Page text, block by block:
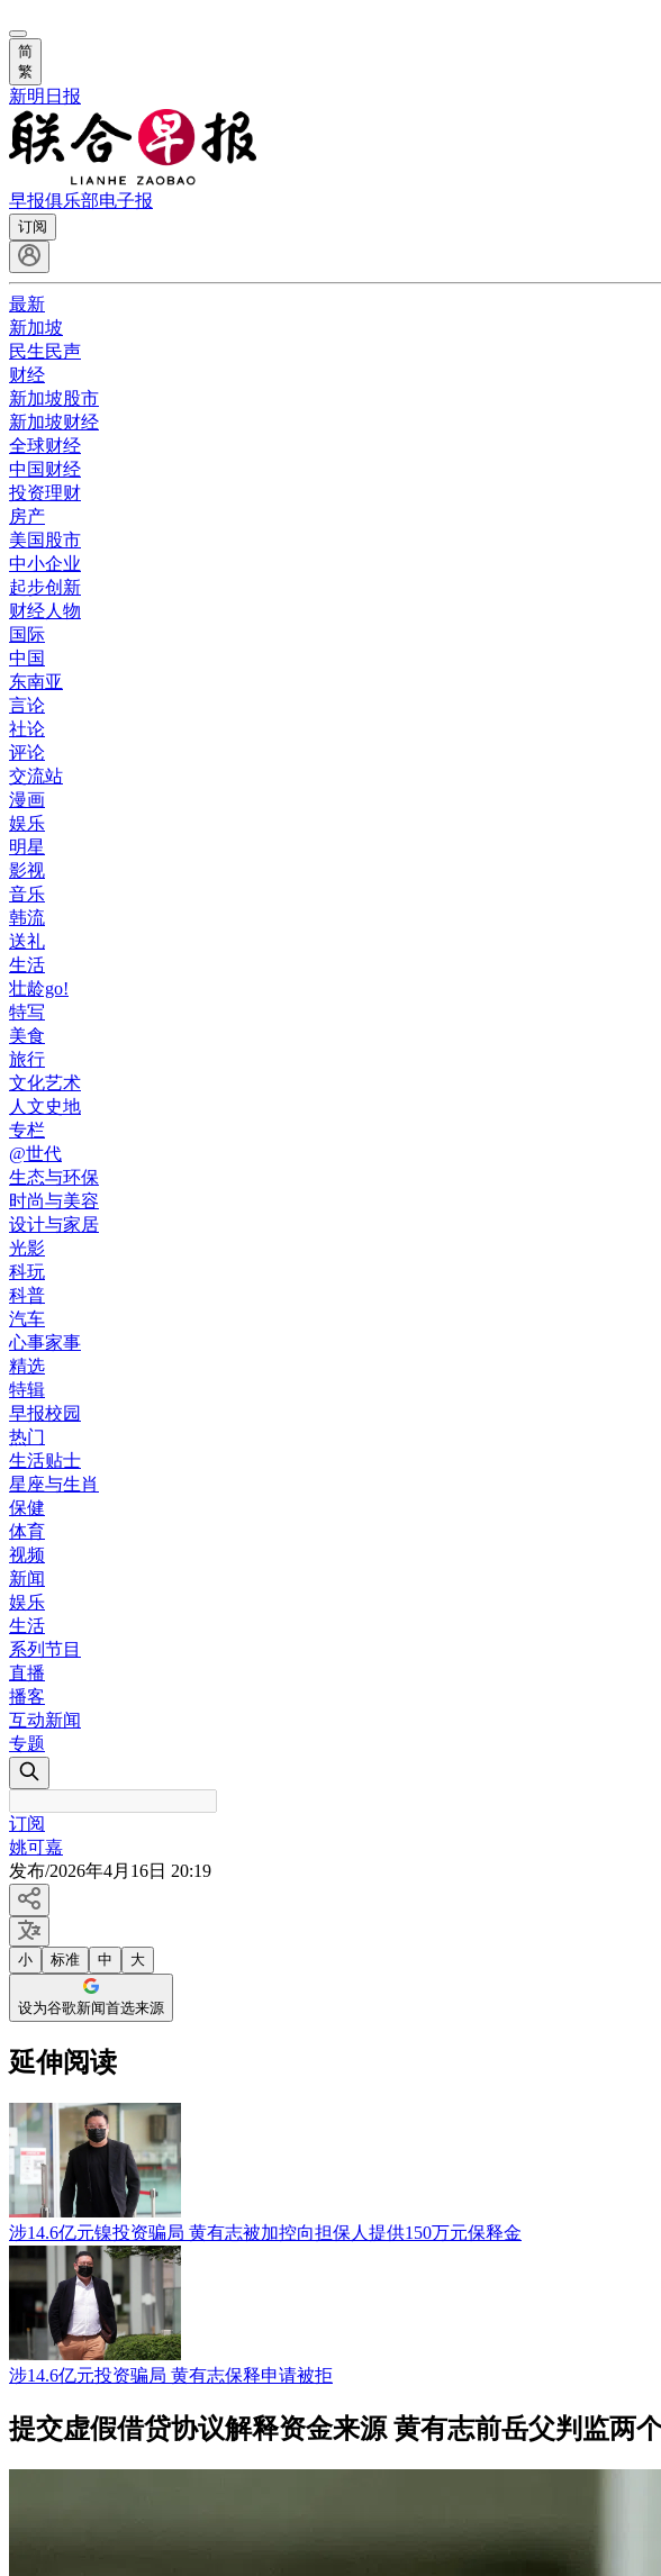
简
繁
新明日报
早报俱乐部电子报
订阅
最新
新加坡
民生民声
财经
新加坡股市
新加坡财经
全球财经
中国财经
投资理财
房产
美国股市
中小企业
起步创新
财经人物
国际
中国
东南亚
言论
社论
评论
交流站
漫画
娱乐
明星
影视
音乐
韩流
送礼
生活
壮龄go!
特写
美食
旅行
文化艺术
人文史地
专栏
@世代
生态与环保
时尚与美容
设计与家居
光影
科玩
科普
汽车
心事家事
精选
特辑
早报校园
热门
生活贴士
星座与生肖
保健
体育
视频
新闻
娱乐
生活
系列节目
直播
播客
互动新闻
专题
订阅
姚可嘉
发布/2026年4月16日 20:19
小 标准 中 大
设为谷歌新闻首选来源
延伸阅读
涉14.6亿元镍投资骗局 黄有志被加控向担保人提供150万元保释金
涉14.6亿元投资骗局 黄有志保释申请被拒
提交虚假借贷协议解释资金来源 黄有志前岳父判监两